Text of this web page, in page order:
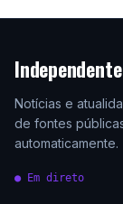
Notícias e
de fontes
automaticamente.
● Em direto